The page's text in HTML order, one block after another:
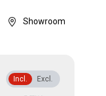
Showroom
Incl. Excl.